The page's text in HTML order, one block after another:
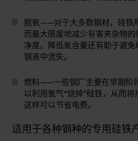
脱氧——对于大多数钢材，硅铁
而最大限度地减少有害夹杂物
净度。降低氧含量还有助于避
钢液中流失。
燃料——一些钢厂主要在早期阶
以利用氧气“烧掉”硅铁，从而
这样可以节省电费。
适用于各种钢种的专用硅铁